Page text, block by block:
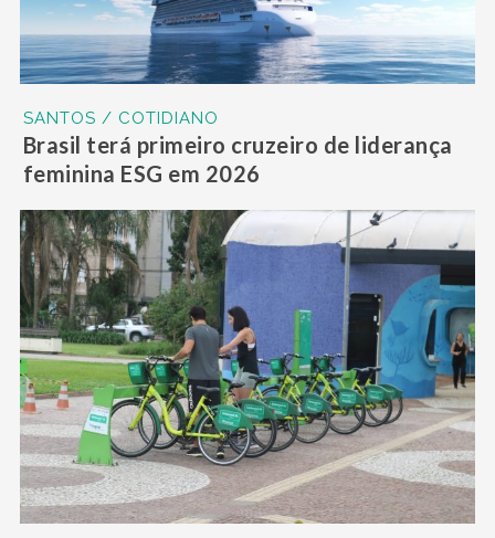
SANTOS / COTIDIANO
Brasil terá primeiro cruzeiro de liderança
feminina ESG em 2026